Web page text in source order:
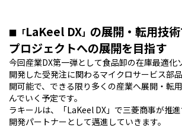
■「LaKeel DX」 の展開・転用技
プロジェクトへの展開を目指す
今回産業DX第一弾として食品卸の在庫最適化
開発した受発注に関わるマイクロサービス部
開可能で、できる限り多くの産業へ展開・転
んでいく予定です。
ラキールは、「LaKeel DX」で三菱商事が推
開発パートナーとして邁進していきます。